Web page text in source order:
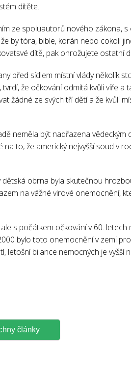
dítěte.
ze spoluautorů nového zákona,
by tóra, bible, korán nebo cokoli
dítě, pak ohrožujete ostatní
před sídlem místní vlády několik
že očkování odmítá kvůli víře a
žádné ze svých tří dětí a že kvůli
neměla být nadřazena vědeckým
to, že americký nejvyšší soud v
obrna byla skutečnou
na vážné virové onemocnění,
s počátkem očkování v 60.
bylo toto onemocnění v zemi
letošní bilance nemocných je vyšší
články